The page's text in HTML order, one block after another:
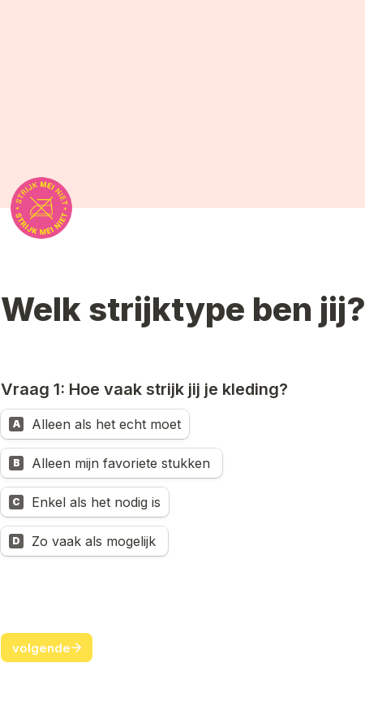
Welk strijktype ben jij?
Vraag 1: Hoe vaak strijk jij je kleding?
A Alleen als het echt moet
B
C Enkel als het nodig is
D
volgende